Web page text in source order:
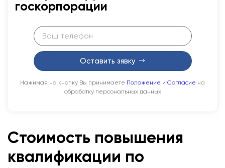
госкорпорации
Оставить зявку
Нажимая на кнопку Вы принимаете Положение и Согласие на
обработку персональных данных
Стоимость повышения
квалификации по